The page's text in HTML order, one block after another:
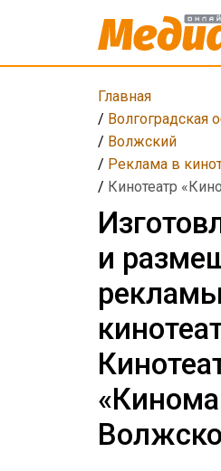
Главная
/ Волгоградская
/ Волжский
/ Реклама в
/ Кинотеатр
и